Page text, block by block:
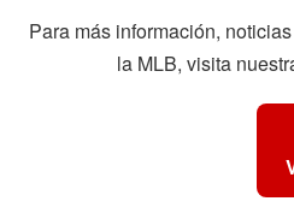
Para más información,
la MLB, visita